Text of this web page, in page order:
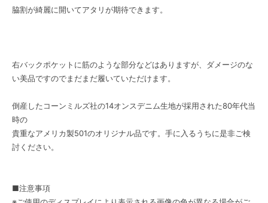
脇割が綺麗に開いてアタリが期待できます。
右バックポケットに筋のような部分などはありますが、ダメージのな
い美品ですのでまだまだ履いていただけます。
倒産したコーンミルズ社の14オンスデニム生地が採用された80年代当
時の
貴重なアメリカ製501のオリジナル品です。手に入るうちに是非ご検
討ください。
■注意事項